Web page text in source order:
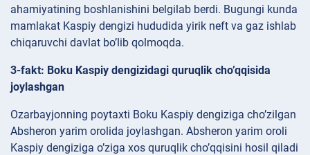
ahamiyatining boshlanishini belgilab berdi. Bugungi kunda
mamlakat Kaspiy dengizi hududida yirik neft va gaz ishlab
chiqaruvchi davlat bo’lib qolmoqda.
3-fakt: Boku Kaspiy dengizidagi quruqlik cho’qqisida
joylashgan
Ozarbayjonning poytaxti Boku Kaspiy dengiziga cho’zilgan
Absheron yarim orolida joylashgan. Absheron yarim oroli
Kaspiy dengiziga o’ziga xos quruqlik cho’qqisini hosil qiladi